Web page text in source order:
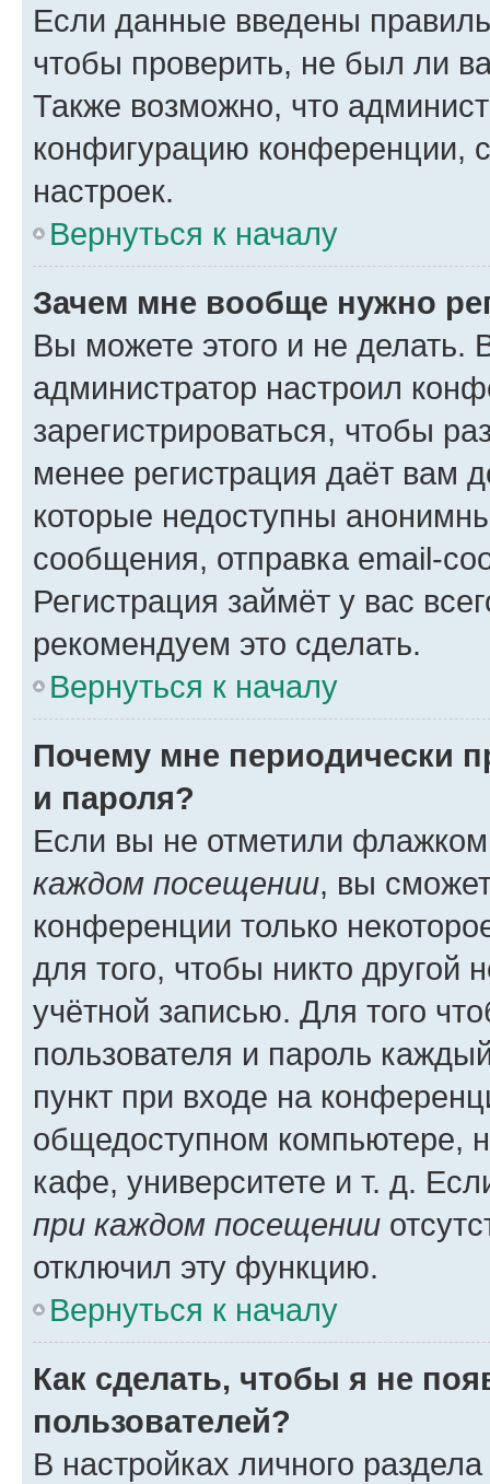
Если данные введены
чтобы проверить, не был ли
Также возможно, что
конфигурацию конференции,
настроек.
Вернуться к началу
Зачем мне вообще нужно
Вы можете этого и не делать.
администратор настроил
зарегистрироваться, чтобы
менее регистрация даёт вам
которые недоступны
сообщения, отправка email-
Регистрация займёт у вас
рекомендуем это сделать.
Вернуться к началу
Почему мне периодически
и пароля?
Если вы не отметили
каждом посещении, вы
конференции только
для того, чтобы никто другой
учётной записью. Для того
пользователя и пароль
пункт при входе на
общедоступном компьютере,
кафе, университете и т. д.
при каждом посещении
отключил эту функцию.
Вернуться к началу
Как сделать, чтобы я не
пользователей?
В настройках личного